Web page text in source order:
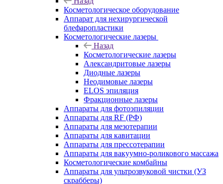
Косметологическое оборудование
Аппарат для нехирургической
блефаропластики
Косметологические лазеры
Назад
Косметологические лазеры
Александритовые лазеры
Диодные лазеры
Неодимовые лазеры
ELOS эпиляция
Фракционные лазеры
Аппараты для фотоэпиляции
Аппараты для RF (РФ)
Аппараты для мезотерапии
Аппараты для кавитации
Аппараты для прессотерапии
Аппараты для вакуумно-роликового массажа
Косметологические комбайны
Аппараты для ультрозвуковой чистки (УЗ
скрабберы)